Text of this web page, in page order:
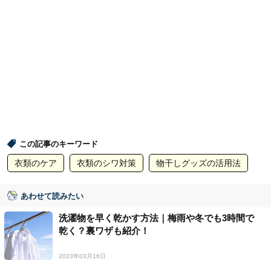
この記事のキーワード
衣類のケア 衣類のシワ対策 物干しグッズの活用法
あわせて読みたい
洗濯物を早く乾かす方法｜梅雨や冬でも3時間で
乾く？裏ワザも紹介！
2023年03月16日